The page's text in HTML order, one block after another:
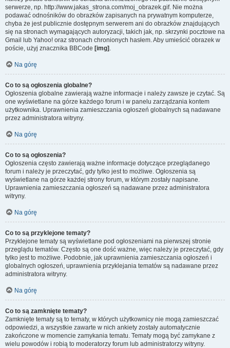
serwerze, np. http://www.jakas_strona.com/moj_obrazek.gif. Nie można
podawać odnośników do obrazków zapisanych na prywatnym komputerze,
chyba że jest publicznie dostępnym serwerem ani do obrazków znajdujących
się na stronach wymagających autoryzacji, takich jak, np. skrzynki pocztowe na
Gmail lub Yahoo! oraz stronach chronionych hasłem. Aby umieścić obrazek w
poście, użyj znacznika BBCode [img] .
Na górę
Co to są ogłoszenia globalne?
Ogłoszenia globalne zawierają ważne informacje i należy zawsze je czytać. Są
one wyświetlane na górze każdego forum i w panelu zarządzania kontem
użytkownika. Uprawnienia zamieszczania ogłoszeń globalnych są nadawane
przez administratora witryny.
Na górę
Co to są ogłoszenia?
Ogłoszenia często zawierają ważne informacje dotyczące przeglądanego
forum i należy je przeczytać, gdy tylko jest to możliwe. Ogłoszenia są
wyświetlane na górze każdej strony forum, w którym zostały napisane.
Uprawnienia zamieszczania ogłoszeń są nadawane przez administratora
witryny.
Na górę
Co to są przyklejone tematy?
Przyklejone tematy są wyświetlane pod ogłoszeniami na pierwszej stronie
przeglądu tematów. Często są one dość ważne, więc należy je przeczytać, gdy
tylko jest to możliwe. Podobnie, jak uprawnienia zamieszczania ogłoszeń i
globalnych ogłoszeń, uprawnienia przyklejania tematów są nadawane przez
administratora witryny.
Na górę
Co to są zamknięte tematy?
Zamknięte tematy są to tematy, w których użytkownicy nie mogą zamieszczać
odpowiedzi, a wszystkie zawarte w nich ankiety zostały automatycznie
zakończone w momencie zamykania tematu. Tematy mogą być zamykane z
wielu powodów i robią to moderatorzy forum lub administratorzy witryny.